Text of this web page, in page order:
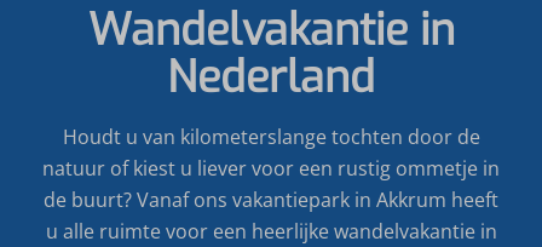
Wandelvakantie in
Nederland
Houdt u van kilometerslange tochten door de
natuur of kiest u liever voor een rustig ommetje in
de buurt? Vanaf ons vakantiepark in Akkrum heeft
u alle ruimte voor een heerlijke wandelvakantie in